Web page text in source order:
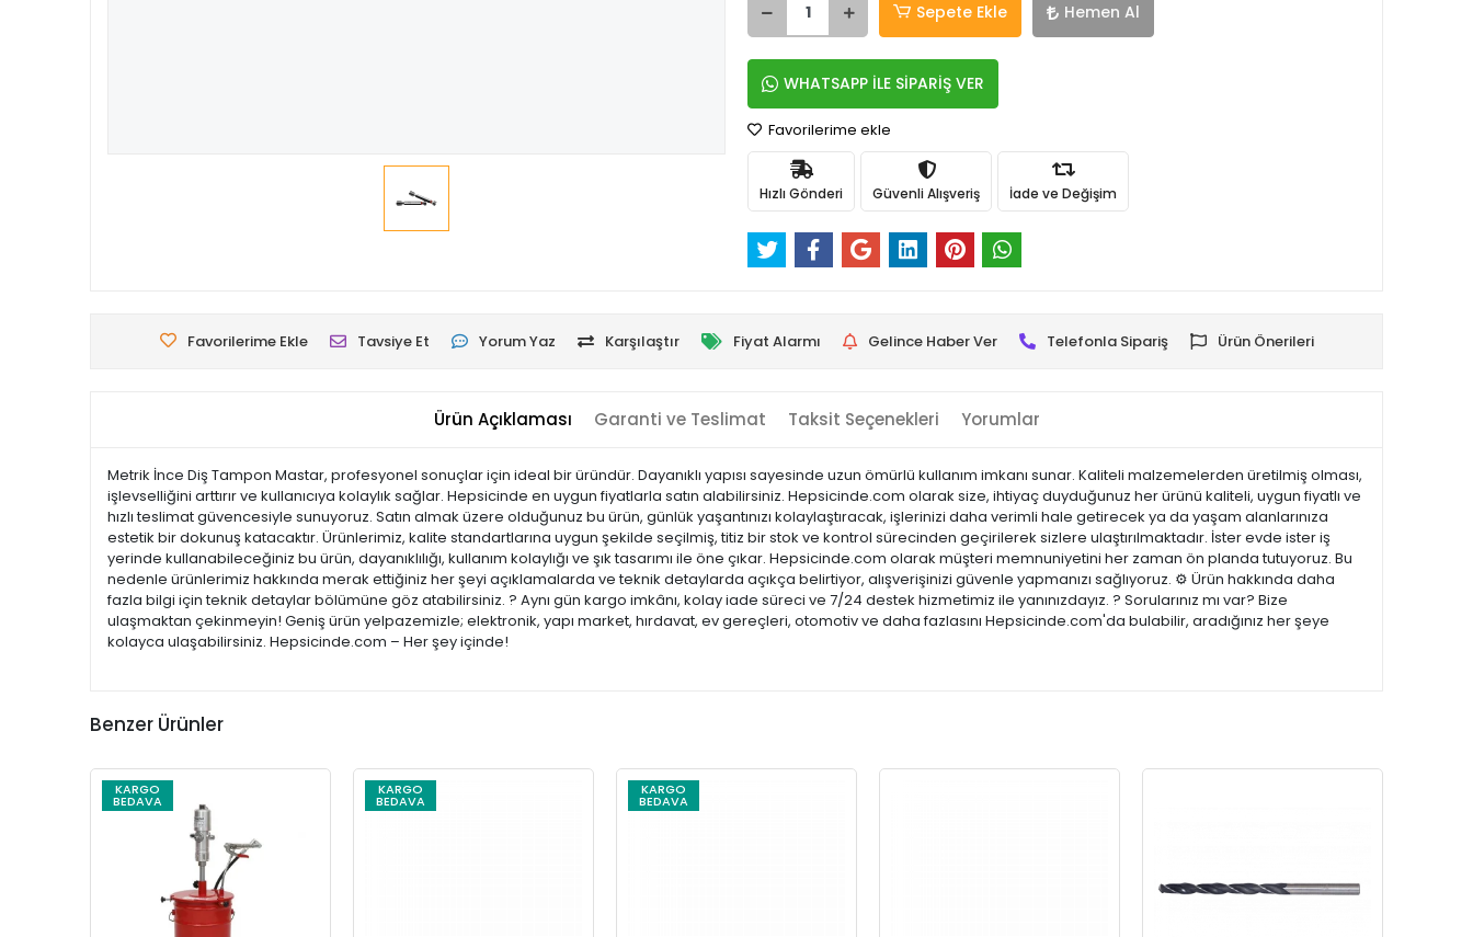
Sepete Ekle Hemen Al
WHATSAPP İLE SİPARİŞ VER
Favorilerime ekle
Hızlı Gönderi Güvenli Alışveriş İade ve Değişim
Favorilerime Ekle Tavsiye Et Yorum Yaz Karşılaştır Fiyat Alarmı Gelince Haber Ver Telefonla Sipariş Ürün Önerileri
Ürün Açıklaması Garanti ve Teslimat Taksit Seçenekleri Yorumlar
Metrik İnce Diş Tampon Mastar, profesyonel sonuçlar için ideal bir üründür. Dayanıklı yapısı sayesinde uzun ömürlü kullanım imkanı sunar. Kaliteli malzemelerden üretilmiş olması,
işlevselliğini arttırır ve kullanıcıya kolaylık sağlar. Hepsicinde en uygun fiyatlarla satın alabilirsiniz. Hepsicinde.com olarak size, ihtiyaç duyduğunuz her ürünü kaliteli, uygun fiyatlı ve
hızlı teslimat güvencesiyle sunuyoruz. Satın almak üzere olduğunuz bu ürün, günlük yaşantınızı kolaylaştıracak, işlerinizi daha verimli hale getirecek ya da yaşam alanlarınıza
estetik bir dokunuş katacaktır. Ürünlerimiz, kalite standartlarına uygun şekilde seçilmiş, titiz bir stok ve kontrol sürecinden geçirilerek sizlere ulaştırılmaktadır. İster evde ister iş
yerinde kullanabileceğiniz bu ürün, dayanıklılığı, kullanım kolaylığı ve şık tasarımı ile öne çıkar. Hepsicinde.com olarak müşteri memnuniyetini her zaman ön planda tutuyoruz. Bu
nedenle ürünlerimiz hakkında merak ettiğiniz her şeyi açıklamalarda ve teknik detaylarda açıkça belirtiyor, alışverişinizi güvenle yapmanızı sağlıyoruz. ⚙️ Ürün hakkında daha
fazla bilgi için teknik detaylar bölümüne göz atabilirsiniz. ? Aynı gün kargo imkânı, kolay iade süreci ve 7/24 destek hizmetimiz ile yanınızdayız. ? Sorularınız mı var? Bize
ulaşmaktan çekinmeyin! Geniş ürün yelpazemizle; elektronik, yapı market, hırdavat, ev gereçleri, otomotiv ve daha fazlasını Hepsicinde.com'da bulabilir, aradığınız her şeye
kolayca ulaşabilirsiniz. Hepsicinde.com – Her şey içinde!
Benzer Ürünler
KARGO
BEDAVA
KARGO
BEDAVA
KARGO
BEDAVA